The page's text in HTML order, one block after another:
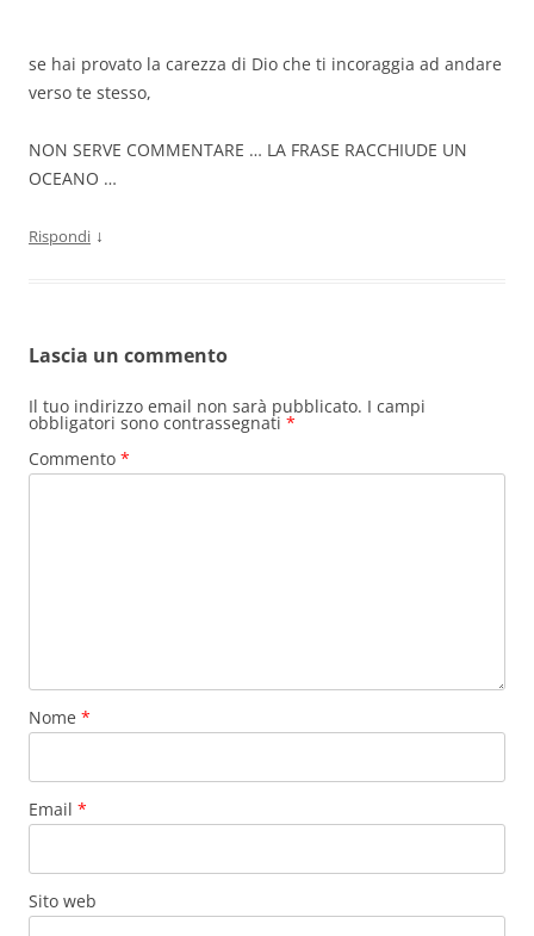
se hai provato la carezza di Dio che ti incoraggia ad andare
verso te stesso,
NON SERVE COMMENTARE … LA FRASE RACCHIUDE UN
OCEANO …
Rispondi ↓
Lascia un commento
Il tuo indirizzo email non sarà pubblicato. I campi
obbligatori sono contrassegnati *
Commento *
Nome *
Email *
Sito web